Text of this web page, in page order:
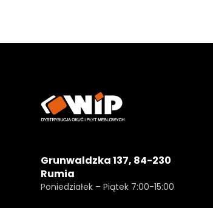
Grunwaldzka 137, 84-230
Rumia
Poniedziałek – Piątek 7:00-15:00